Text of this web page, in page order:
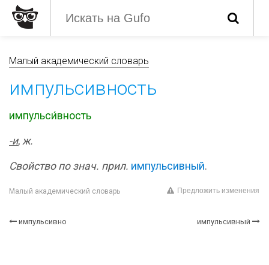
Малый академический словарь
импульсивность
импульси́вность
-и, ж.
Свойство по знач. прил. импульсивный.
Малый академический словарь Предложить изменения
импульсивно импульсивный